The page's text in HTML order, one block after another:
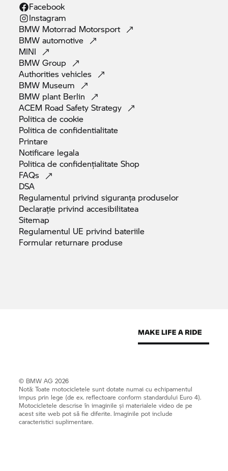
Facebook
Instagram
BMW Motorrad Motorsport
BMWautomotive
MINI
BMWGroup
Authoritiesvehicles
BMW Museum
BMW plant Berlin
ACEM Road SafetyStrategy
Politica decookie
Politica deconfidentialitate
Printare
Notificare legala
Politica de confidențialitateShop
FAQs
DSA
Regulamentul privind siguranța produselor
Declarație privindaccesibilitatea
Sitemap
Regulamentul UE privind bateriile
Formular returnare produse
© BMW AG 2026
Notă: Toate motocicletele sunt dotate numai cu echipamentul
impus prin lege (de ex. reflectoare conform standardului Euro 4).
Motocicletele descrise în imaginile și materialele video de pe
acest site web pot să fie diferite. Imaginile pot include
caracteristici suplimentare.